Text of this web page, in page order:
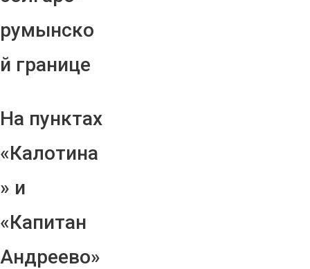
румынско
й границе
На пунктах
«Калотина
» и
«Капитан
Андреево»